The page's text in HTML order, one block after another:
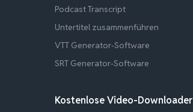
Podcast Transcript
Untertitel zusammenführen
VTT Generator-Software
SRT Generator-Software
Kostenlose Video-Downloader